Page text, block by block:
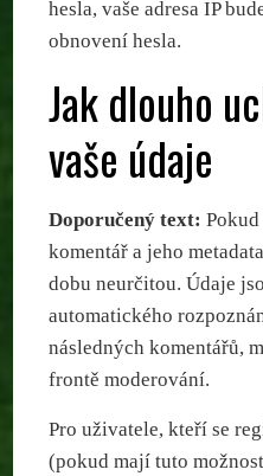
hesla, vaše adresa IP
obnovení hesla.
Jak dlouho
vaše údaje
Doporučený text:
komentář a jeho
dobu neurčitou. Údaje
automatického
následných komentářů,
frontě moderování.
Pro uživatele, kteří se
(pokud mají tuto